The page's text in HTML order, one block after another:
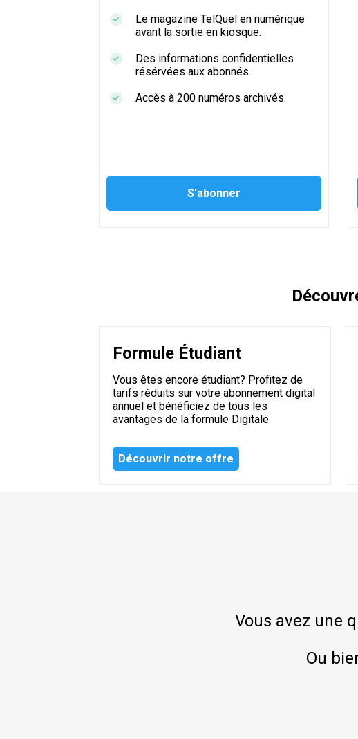
Le magazine TelQuel en numérique
avant la sortie en kiosque.
Des informations confidentielles
résérvées aux abonnés.
Accès à 200 numéros archivés.
Formule Étudiant
Vous êtes encore étudiant? Profitez de
tarifs réduits sur votre abonnement digital
annuel et bénéficiez de tous les
avantages de la formule Digitale
Découvrir notre offre
Vous avez une
Ou